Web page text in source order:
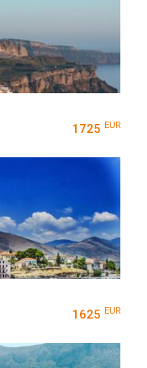
1725 EUR
1625 EUR